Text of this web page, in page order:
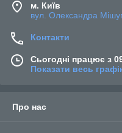
м. Київ
вул. Олександра
Контакти
Сьогодні працює з
Показати весь
Про нас